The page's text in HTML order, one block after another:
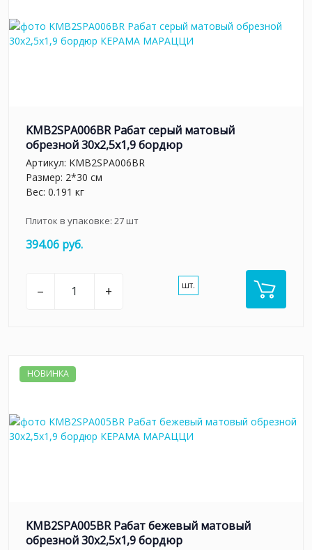
KMB2SPA006BR Рабат серый матовый
обрезной 30x2,5x1,9 бордюр
Артикул: KMB2SPA006BR
Размер: 2*30 см
Вес: 0.191 кг
Плиток в упаковке: 27шт
394.06 руб.
– + шт.
НОВИНКА
KMB2SPA005BR Рабат бежевый матовый
обрезной 30x2,5x1,9 бордюр